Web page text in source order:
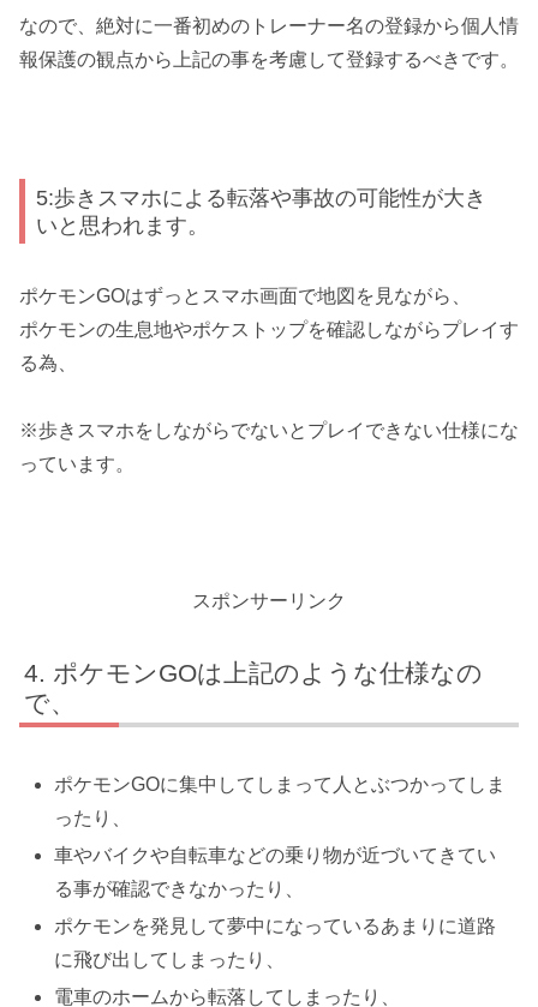
なので、絶対に一番初めのトレーナー名の登録から個人情
報保護の観点から上記の事を考慮して登録するべきです。
5:歩きスマホによる転落や事故の可能性が大き
いと思われます。
ポケモンGOはずっとスマホ画面で地図を見ながら、
ポケモンの生息地やポケストップを確認しながらプレイす
る為、
※歩きスマホをしながらでないとプレイできない仕様にな
っています。
スポンサーリンク
ポケモンGOは上記のような仕様なの
で、
ポケモンGOに集中してしまって人とぶつかってしま
ったり、
車やバイクや自転車などの乗り物が近づいてきてい
る事が確認できなかったり、
ポケモンを発見して夢中になっているあまりに道路
に飛び出してしまったり、
電車のホームから転落してしまったり、